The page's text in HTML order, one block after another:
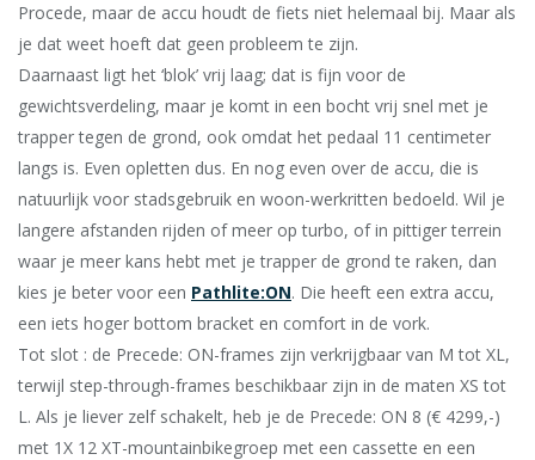
Procede, maar de accu houdt de fiets niet helemaal bij. Maar als
je dat weet hoeft dat geen probleem te zijn.
Daarnaast ligt het ‘blok’ vrij laag; dat is fijn voor de
gewichtsverdeling, maar je komt in een bocht vrij snel met je
trapper tegen de grond, ook omdat het pedaal 11 centimeter
langs is. Even opletten dus. En nog even over de accu, die is
natuurlijk voor stadsgebruik en woon-werkritten bedoeld. Wil je
langere afstanden rijden of meer op turbo, of in pittiger terrein
waar je meer kans hebt met je trapper de grond te raken, dan
kies je beter voor een Pathlite:ON. Die heeft een extra accu,
een iets hoger bottom bracket en comfort in de vork.
Tot slot : de Precede: ON-frames zijn verkrijgbaar van M tot XL,
terwijl step-through-frames beschikbaar zijn in de maten XS tot
L. Als je liever zelf schakelt, heb je de Precede: ON 8 (€ 4299,-)
met 1X 12 XT-mountainbikegroep met een cassette en een